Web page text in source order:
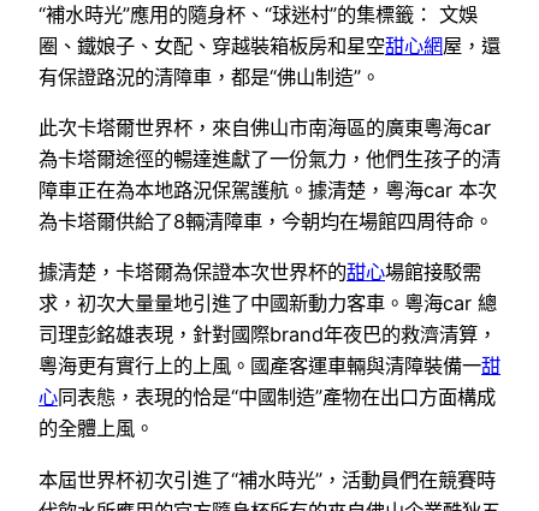
“補水時光”應用的隨身杯、“球迷村”的集標籤： 文娛
圈、鐵娘子、女配、穿越裝箱板房和星空甜心網屋，還
有保證路況的清障車，都是“佛山制造”。
此次卡塔爾世界杯，來自佛山市南海區的廣東粵海car
為卡塔爾途徑的暢達進獻了一份氣力，他們生孩子的清
障車正在為本地路況保駕護航。據清楚，粵海car 本次
為卡塔爾供給了8輛清障車，今朝均在場館四周待命。
據清楚，卡塔爾為保證本次世界杯的甜心場館接駁需
求，初次大量量地引進了中國新動力客車。粵海car 總
司理彭銘雄表現，針對國際brand年夜巴的救濟清算，
粵海更有實行上的上風。國產客運車輛與清障裝備一甜
心同表態，表現的恰是“中國制造”產物在出口方面構成
的全體上風。
本屆世界杯初次引進了“補水時光”，活動員們在競賽時